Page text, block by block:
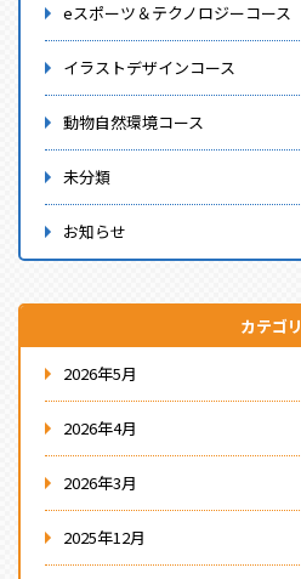
eスポーツ＆テクノロジーコース
イラストデザインコース
動物自然環境コース
未分類
お知らせ
カテゴリ
2026年5月
2026年4月
2026年3月
2025年12月